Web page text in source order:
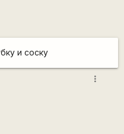
и соску
more_vert